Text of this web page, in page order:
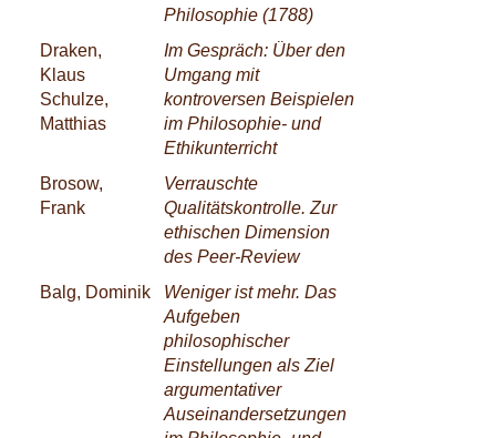
Philosophie (1788)
Draken,
Klaus
Schulze,
Matthias
Im Gespräch: Über den
Umgang mit
kontroversen Beispielen
im Philosophie- und
Ethikunterricht
Brosow,
Frank
Verrauschte
Qualitätskontrolle. Zur
ethischen Dimension
des Peer-Review
Balg, Dominik
Weniger ist mehr. Das
Aufgeben
philosophischer
Einstellungen als Ziel
argumentativer
Auseinandersetzungen